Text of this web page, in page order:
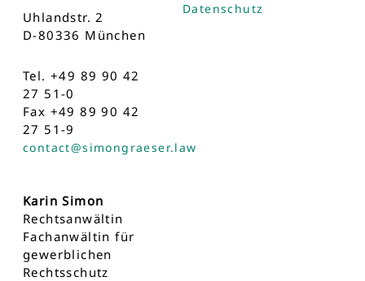
Uhlandstr. 2
D-80336 München
Tel. +49 89 90 42
27 51-0
Fax +49 89 90 42
27 51-9
contact@simongraeser.law
Karin Simon
Rechtsanwältin
Fachanwältin für
gewerblichen
Rechtsschutz
Datenschutz